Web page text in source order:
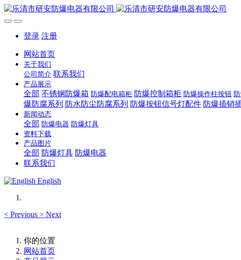
登录 注册
网站首页
关于我们
公司简介 联系我们
产品展示
全部 不锈钢防爆箱 防爆配电箱柜 防爆控制箱柜 防爆操作柱按钮
爆防腐系列 防水防尘防腐系列 防爆按钮信号灯配件 防爆插销
新闻动态
全部 防爆电器 防爆灯具
资料下载
产品图片
全部 防爆灯具 防爆电器
联系我们
English
< Previous > Next
你的位置
网站首页